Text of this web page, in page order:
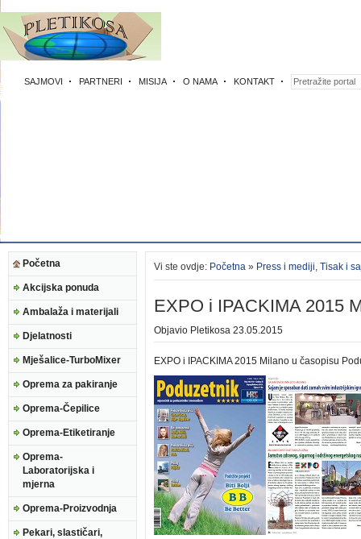
SAJMOVI PARTNERI MISIJA O NAMA KONTAKT
Početna
Akcijska ponuda
Ambalaža i materijali
Djelatnosti
Mješalice-TurboMixer
Oprema za pakiranje
Oprema-Čepilice
Oprema-Etiketiranje
Oprema-
Laboratorijska i
mjerna
Oprema-Proizvodnja
Pekari, slastičari,
Vi ste ovdje: Početna » Press i mediji, Tisak i
EXPO i IPACKIMA 2015
Objavio Pletikosa 23.05.2015
EXPO i IPACKIMA 2015 Milano u časopisu